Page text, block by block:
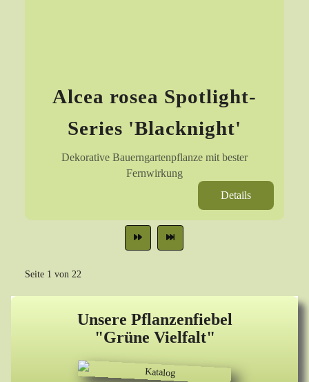
Unsere Pflanzenfiebel
"Grüne Vielfalt"
Alcea rosea Spotlight-
Series 'Blacknight'
Dekorative Bauerngartenpflanze mit bester
Fernwirkung
Details
Seite 1 von 22